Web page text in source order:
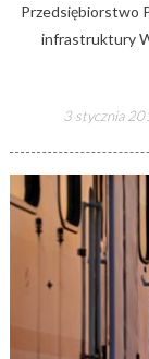
Przedsiębiorstwo
infrastruktury
Posted
3 stycznia